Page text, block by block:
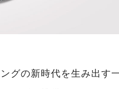
グの新時代を生み出す